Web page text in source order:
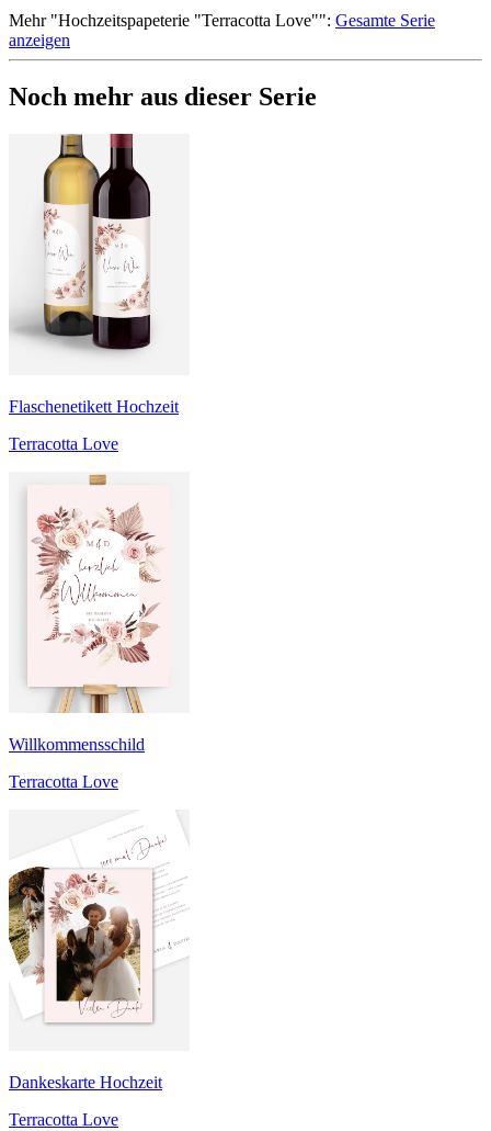
Mehr"Hochzeitspapeterie "Terracotta Love"": Gesamte Serie
anzeigen
Noch mehr aus dieser Serie
Flaschenetikett Hochzeit
Terracotta Love
Willkommensschild
Terracotta Love
Dankeskarte Hochzeit
Terracotta Love